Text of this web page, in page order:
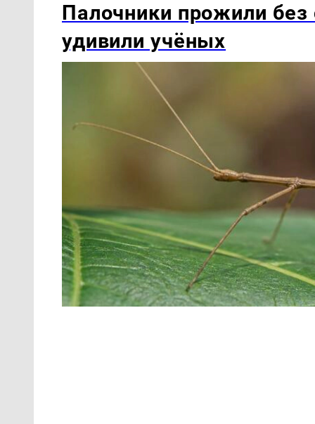
Палочники прожили
удивили учёных